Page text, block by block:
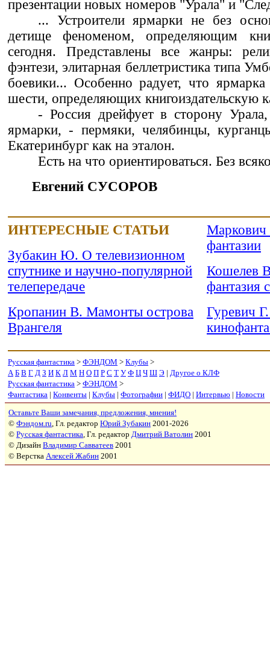
презентации новых номеров "Урала" и
... Устроители ярмарки не без
детище феноменом, определяющим
сегодня. Представлены все жанры:
фэнтези, элитарная беллетристика типа
боевики... Особенно радует, что
шести, определяющих книгоиздательскую
- Россия дрейфует в сторону
ярмарки, - пермяки, челябинцы,
Екатеринбург как на эталон.
Есть на что ориентироваться. Без
Евгений СУСОРОВ
ИНТЕРЕСНЫЕ СТАТЬИ
Зубакин Ю. О телевизионном
спутнике и научно-популярной
телепередаче
Кропанин В. Мамонты острова
Врангеля
фантазии
Кошелев
фантазия
Гуревич
Русская фантастика > ФЭНДОМ > Клубы >
А Б В Г Д З И К Л М Н О П Р С Т У Ф Ц Ч Ш Э | Другое о КЛФ
Русская фантастика > ФЭНДОМ >
Фантастика | Конвенты | Клубы | Фотографии | ФИДО | Интервью | Новости
Оставьте Ваши замечания, предложения, мнения!
© Фэндом.ru, Гл. редактор Юрий Зубакин 2001-2026
© Русская фантастика, Гл. редактор Дмитрий Ватолин 2001
© Дизайн Владимир Савватеев 2001
© Верстка Алексей Жабин 2001